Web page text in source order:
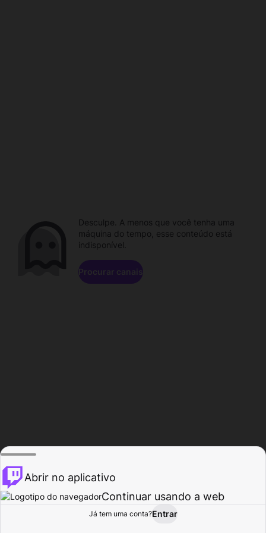
Procurar Atividade
Desculpe. A menos que você tenha uma
máquina do tempo, esse conteúdo está
indisponível.
Procurar canais
Abrir no aplicativo
Continuar usando a web
Já tem uma conta?Entrar